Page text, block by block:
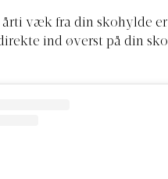
årti væk fra din skohylde
ind øverst på din